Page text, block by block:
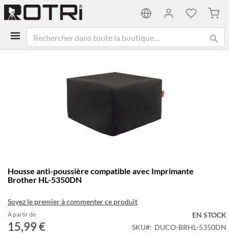
Mon
au
début
la
Galerie
d’images
Housse anti-poussière compatible avec Imprimante
Brother HL-5350DN
Soyez le premier à commenter ce produit
À partir de
15,99 €
EN STOCK
SKU
DUCO-BRHL-5350DN